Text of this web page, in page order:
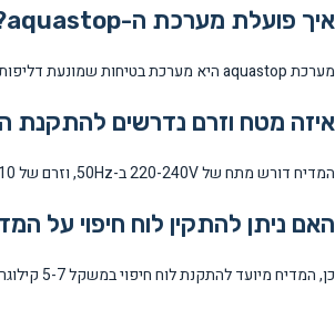
איך פועלת מערכת ה-aquastop?
מערכת aquastop היא מערכת בטיחות שמונעת דליפות מים ונזקים במקרה של תקלה במדיח.
איזה מטח וזרם נדרשים להתקנת
המדיח דורש מתח של 220-240V ב-50Hz, וזרם של 10 אמפר, עם הספק של 1760-2100 וואט.
האם ניתן להתקין לוח חיפוי על
כן, המדיח מיועד להתקנת לוח חיפוי במשקל 5-7 קילוגרם להתאמה לעיצוב המטבח.